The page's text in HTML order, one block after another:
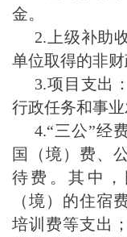
金。
2.上级补助
单位取得的非财
3.项目支出
行政任务和事业
4.“三公”经
国（境）费、
待费。其中
（境）的住宿
培训费等支出